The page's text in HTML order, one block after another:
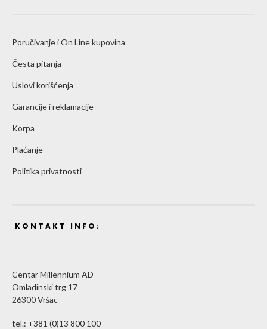
Poručivanje i On Line kupovina
Česta pitanja
Uslovi korišćenja
Garancije i reklamacije
Korpa
Plaćanje
Politika privatnosti
KONTAKT INFO:
Centar Millennium AD
Omladinski trg 17
26300 Vršac
tel.: +381 (0)13 800 100